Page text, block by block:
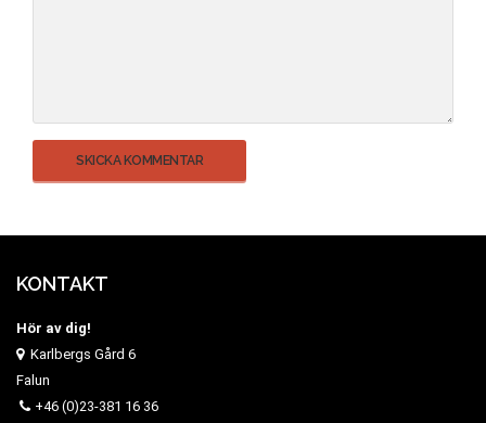
KONTAKT
Hör av dig!
Karlbergs Gård 6
Falun
+46 (0)23-381 16 36